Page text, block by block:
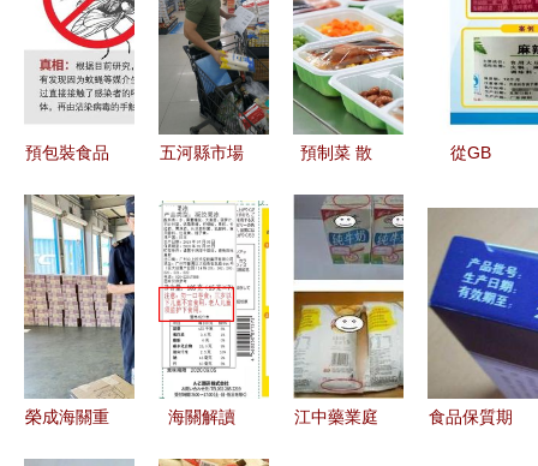
預包裝食品
傳播 風險
分析與科學
防護
五河縣市場
組織開展預
包裝及散裝
食品安全專
項監督抽檢
工作
預制菜 散
撐起萬億風
口，連鎖餐
企入局是香
餑餑還是新
挑戰？
從GB
包裝食品標
簽通則》看
預包裝與散
裝食品標簽
管理的異同
榮成海關重
海關解讀
江中藥業庭
食品保質期